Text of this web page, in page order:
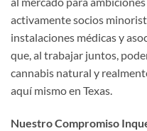
activamente socios
instalaciones médicas y
que, al trabajar juntos,
cannabis natural y
aquí mismo en Texas.
Nuestro Compromiso